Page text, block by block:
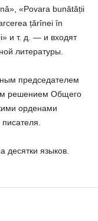
«Povara bunătății
țărînei în
и т. д. — и входят
литературы.
председателем
решением Общего
орденами
языков.